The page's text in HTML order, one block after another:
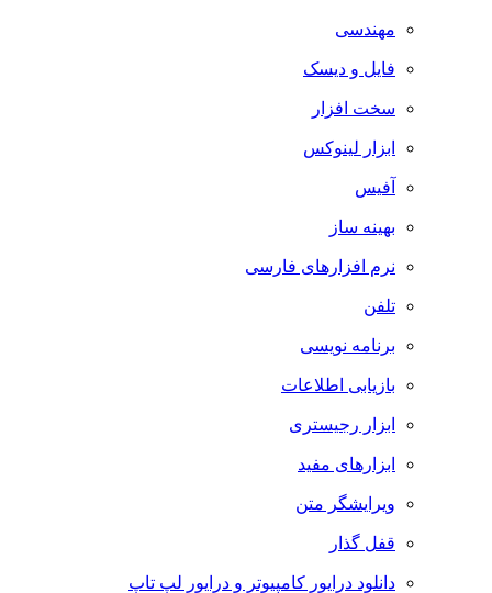
مهندسی
فایل و دیسک
سخت افزار
ابزار لینوکس
آفیس
بهینه ساز
نرم افزارهای فارسی
تلفن
برنامه نویسی
بازیابی اطلاعات
ابزار رجیستری
ابزارهای مفید
ویرایشگر متن
قفل گذار
دانلود درایور کامپیوتر و درایور لپ تاپ